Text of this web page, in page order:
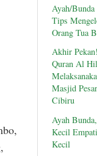
Ayah/
Tips
Orang Tua
Akhir
Quran Al
Masjid
Cibiru
Ayah
Kecil
Kecil